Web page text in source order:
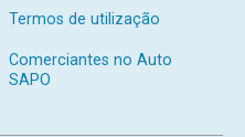
Termos de utilização
Comerciantes no Auto
SAPO